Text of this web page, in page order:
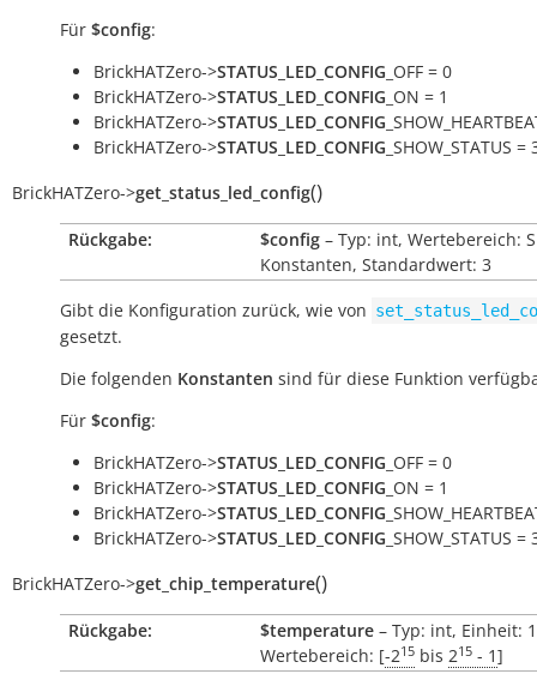
Für $config:
BrickHATZero->STATUS_LED_CONFIG _OFF = 0
BrickHATZero->STATUS_LED_CONFIG _ON = 1
BrickHATZero->STATUS_LED_CONFIG
BrickHATZero->STATUS_LED_CONFIG _SHOW_STATUS =
BrickHATZero->get_status_led_config()
Rückgabe: $config – Typ: int, Wertebereich:
Konstanten, Standardwert: 3
Gibt die Konfiguration zurück, wie von
gesetzt.
Die folgenden Konstanten sind für diese Funktion
Für $config:
BrickHATZero->STATUS_LED_CONFIG _OFF = 0
BrickHATZero->STATUS_LED_CONFIG _ON = 1
BrickHATZero->STATUS_LED_CONFIG
BrickHATZero->STATUS_LED_CONFIG _SHOW_STATUS =
BrickHATZero->get_chip_temperature()
Rückgabe: $temperature – Typ: int, Einheit:
Wertebereich: [-215 bis 215 - 1]